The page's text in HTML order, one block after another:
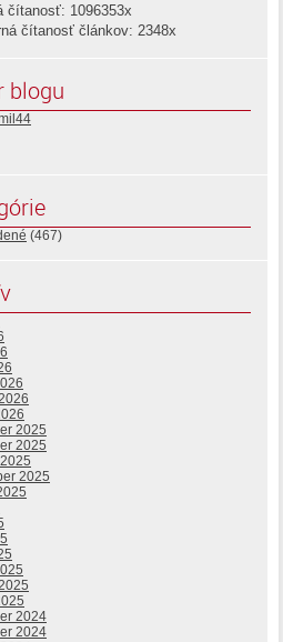
čítanosť: 1096353x
čítanosť článkov: 2348x
blogu
(467)
2025
2025
2025
2024
2024